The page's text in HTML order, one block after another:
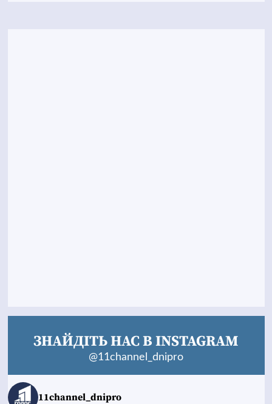
ЗНАЙДІТЬ НАС В INSTAGRAM
@11channel_dnipro
11channel_dnipro